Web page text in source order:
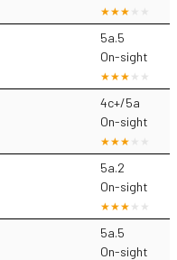
5a.5
On-sight
4c+/5a
On-sight
5a.2
On-sight
5a.5
On-sight